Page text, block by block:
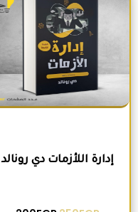
إدارة اللأزمات دي رونالد